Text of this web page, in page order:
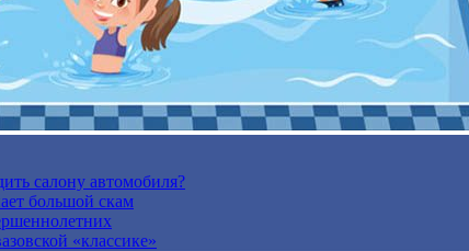
салону автомобиля?
большой скам
«классике»